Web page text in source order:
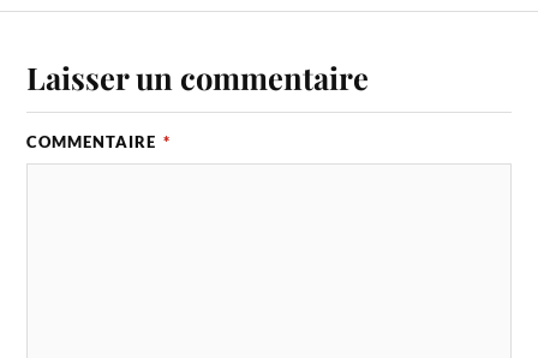
Laisser un commentaire
COMMENTAIRE *